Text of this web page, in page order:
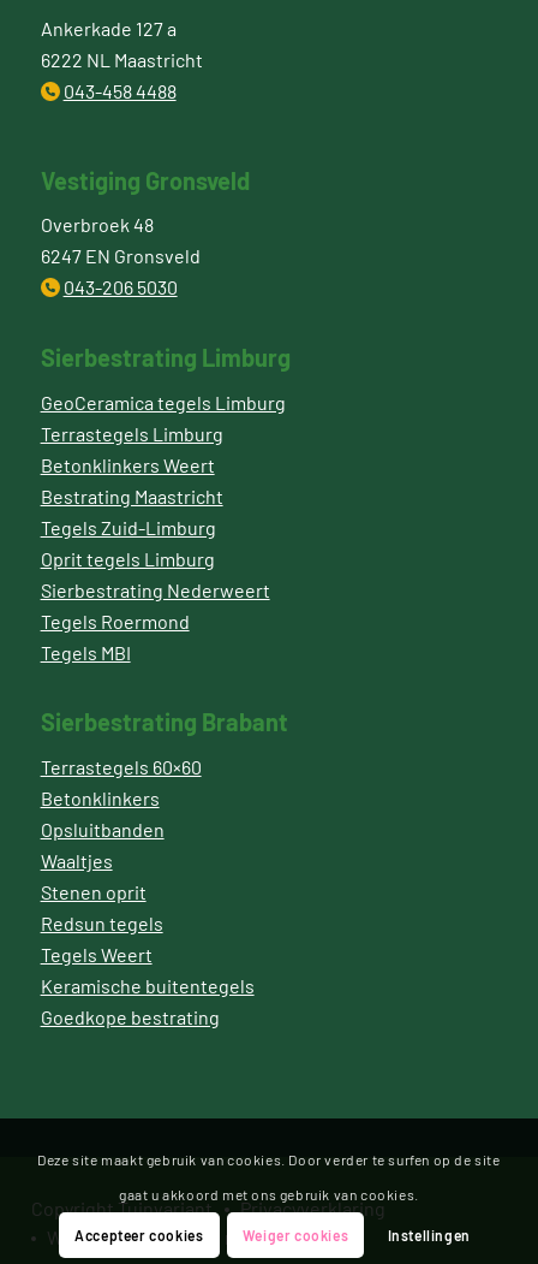
Ankerkade 127 a
6222 NL Maastricht
043-458 4488
Vestiging Gronsveld
Overbroek 48
6247 EN Gronsveld
043-206 5030
Sierbestrating Limburg
GeoCeramica tegels Limburg
Terrastegels Limburg
Betonklinkers Weert
Bestrating Maastricht
Tegels Zuid-Limburg
Oprit tegels Limburg
Sierbestrating Nederweert
Tegels Roermond
Tegels MBI
Sierbestrating Brabant
Terrastegels 60×60
Betonklinkers
Opsluitbanden
Waaltjes
Stenen oprit
Redsun tegels
Tegels Weert
Keramische buitentegels
Goedkope bestrating
Copyright Tuinvariant
Privacyverklaring
Website door Bonsai media
Deze site maakt gebruik van cookies. Door verder te surfen op de site
gaat u akkoord met ons gebruik van cookies.
Accepteer cookies Weiger cookies Instellingen